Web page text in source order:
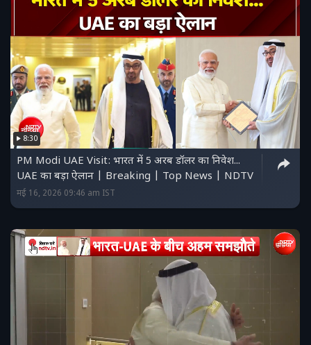
8:30
PM Modi UAE Visit: भारत में 5 अरब डॉलर का निवेश...
UAE का बड़ा ऐलान | Breaking | Top News | NDTV
मई 16, 2026 09:46 am IST